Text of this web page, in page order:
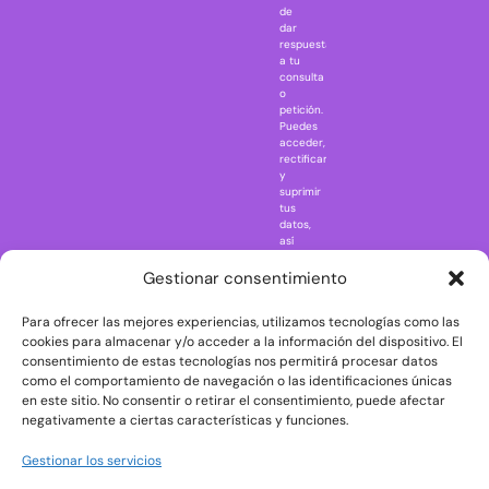
Gestionar consentimiento
Para ofrecer las mejores experiencias, utilizamos tecnologías como las
cookies para almacenar y/o acceder a la información del dispositivo. El
consentimiento de estas tecnologías nos permitirá procesar datos
como el comportamiento de navegación o las identificaciones únicas
en este sitio. No consentir o retirar el consentimiento, puede afectar
negativamente a ciertas características y funciones.
Gestionar los servicios
Rick and
The Big Bang
Theory
The Blues
Brothers
The
de
dar
respuesta
a tu
consulta
o
petición.
Puedes
acceder,
rectificar
y
suprimir
tus
datos,
así
ejercer
consultando
la
información
adicional
y
detallada
sobre